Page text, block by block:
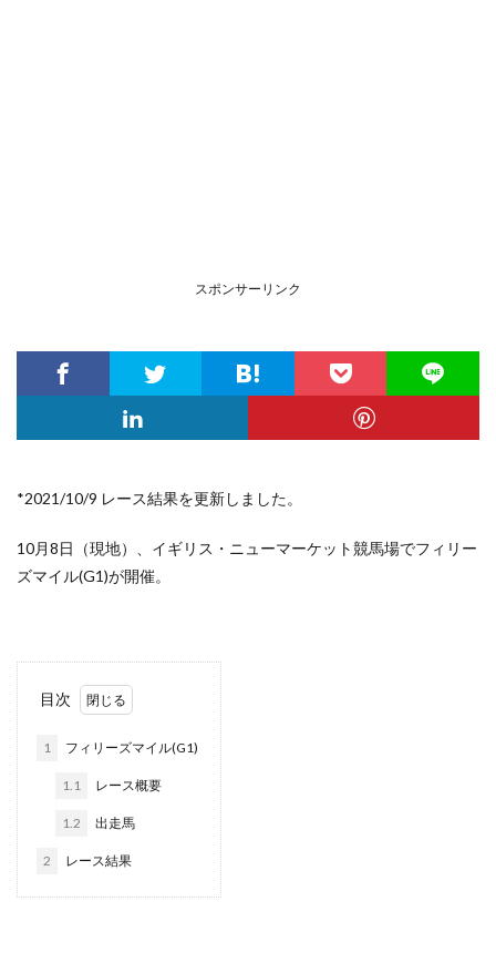
スポンサーリンク
*2021/10/9 レース結果を更新しました。
10月8日（現地）、イギリス・ニューマーケット競馬場でフィリー
ズマイル(G1)が開催。
目次
1 フィリーズマイル(G1)
1.1 レース概要
1.2 出走馬
2 レース結果